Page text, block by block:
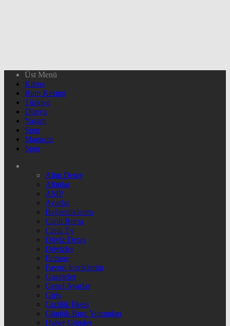
Üst Menü
Kıbrıs
Rum Kesimi
Türkiye
Dünya
Yaşam
Spor
Magazin
Spor
Altın Detay
Altınlar
AMP
Ayarlar
Beğendiklerim
Canlı Borsa
Canlı Tv
Döviz Detay
Dövizler
Eczane
Favori İçeriklerim
Gazeteler
Genel Ayarlar
Giriş
Gizlilik İlkesi
Günlük Burç Yorumları
Haber Gönder